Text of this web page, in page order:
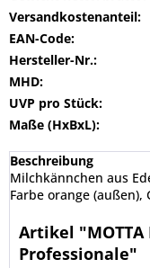
Versandkostenanteil:
EAN-Code:
Hersteller-Nr.:
MHD:
UVP pro Stück:
Maße (HxBxL):
Beschreibung
Milchkännchen aus
Farbe orange (außen),
Artikel
Professionale"